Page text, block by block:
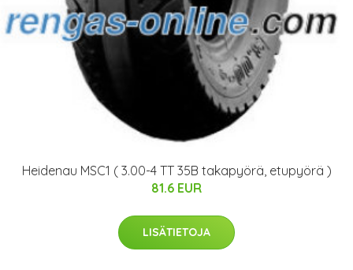
Heidenau MSC1 ( 3.00-4 TT 35B takapyörä, etupyörä )
81.6 EUR
LISÄTIETOJA